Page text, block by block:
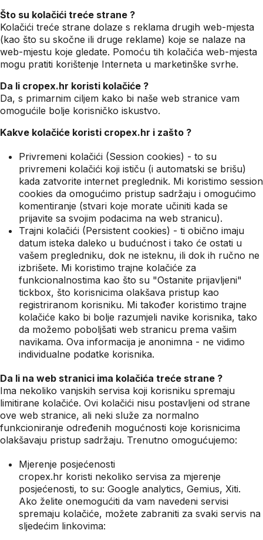
Što su kolačići treće strane ?
Kolačići treće strane dolaze s reklama drugih web-mjesta
(kao što su skočne ili druge reklame) koje se nalaze na
web-mjestu koje gledate. Pomoću tih kolačića web-mjesta
mogu pratiti korištenje Interneta u marketinške svrhe.
Da li cropex.hr koristi kolačiće ?
Da, s primarnim ciljem kako bi naše web stranice vam
omogućile bolje korisničko iskustvo.
Kakve kolačiće koristi cropex.hr i zašto ?
Privremeni kolačići (Session cookies) - to su
privremeni kolačići koji ističu (i automatski se brišu)
kada zatvorite internet preglednik. Mi koristimo session
cookies da omogućimo pristup sadržaju i omogućimo
komentiranje (stvari koje morate učiniti kada se
prijavite sa svojim podacima na web stranicu).
Trajni kolačići (Persistent cookies) - ti obično imaju
datum isteka daleko u budućnost i tako će ostati u
vašem pregledniku, dok ne isteknu, ili dok ih ručno ne
izbrišete. Mi koristimo trajne kolačiće za
funkcionalnostima kao što su "Ostanite prijavljeni"
tickbox, što korisnicima olakšava pristup kao
registriranom korisniku. Mi također koristimo trajne
kolačiće kako bi bolje razumjeli navike korisnika, tako
da možemo poboljšati web stranicu prema vašim
navikama. Ova informacija je anonimna - ne vidimo
individualne podatke korisnika.
Da li na web stranici ima kolačića treće strane ?
Ima nekoliko vanjskih servisa koji korisniku spremaju
limitirane kolačiće. Ovi kolačići nisu postavljeni od strane
ove web stranice, ali neki služe za normalno
funkcioniranje određenih mogućnosti koje korisnicima
olakšavaju pristup sadržaju. Trenutno omogućujemo:
Mjerenje posjećenosti
cropex.hr koristi nekoliko servisa za mjerenje
posjećenosti, to su: Google analytics, Gemius, Xiti.
Ako želite onemogućiti da vam navedeni servisi
spremaju kolačiće, možete zabraniti za svaki servis na
sljedećim linkovima: